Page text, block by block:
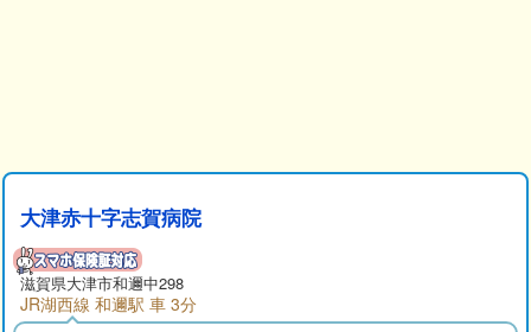
大津赤十字志賀病院
滋賀県大津市和邇中298
JR湖西線 和邇駅 車 3分